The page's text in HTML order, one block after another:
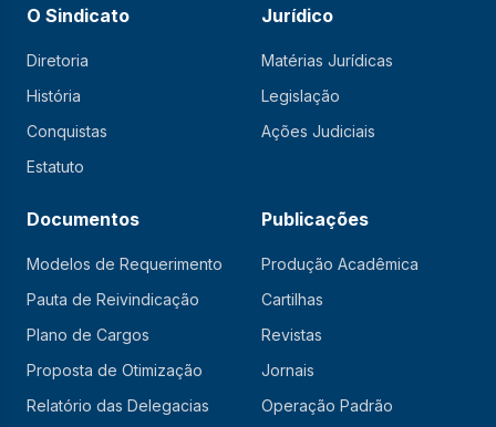
O Sindicato
Diretoria
História
Conquistas
Estatuto
Jurídico
Matérias Jurídicas
Legislação
Ações Judiciais
Documentos
Modelos de Requerimento
Pauta de Reivindicação
Plano de Cargos
Proposta de Otimização
Relatório das Delegacias
Publicações
Produção Acadêmica
Cartilhas
Revistas
Jornais
Operação Padrão